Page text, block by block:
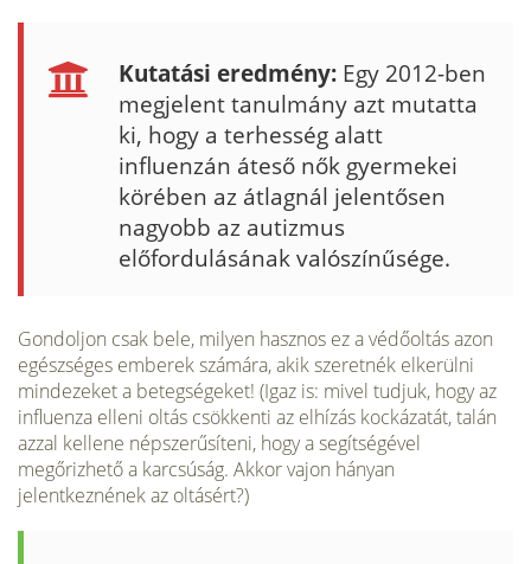
Kutatási eredmény: Egy 2012-ben
megjelent tanulmány azt mutatta
ki, hogy a terhesség alatt
influenzán áteső nők gyermekei
körében az átlagnál jelentősen
nagyobb az autizmus
előfordulásának valószínűsége.
Gondoljon csak bele, milyen hasznos ez a védőoltás azon
egészséges emberek számára, akik szeretnék elkerülni
mindezeket a betegségeket! (Igaz is: mivel tudjuk, hogy az
influenza elleni oltás csökkenti az elhízás kockázatát, talán
azzal kellene népszerűsíteni, hogy a segítségével
megőrizhető a karcsúság. Akkor vajon hányan
jelentkeznének az oltásért?)